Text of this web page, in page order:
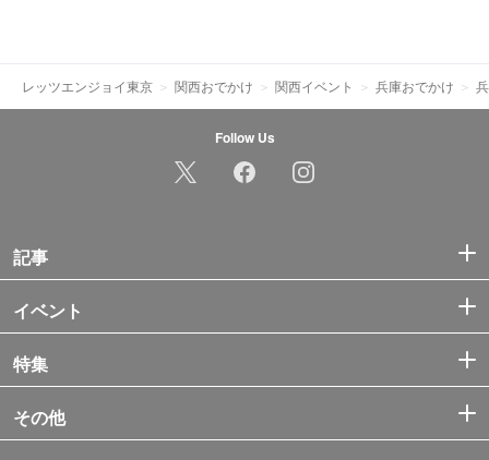
レッツエンジョイ東京 関西おでかけ 関西イベント 兵庫おでかけ
Follow Us
記事
イベント
特集
その他